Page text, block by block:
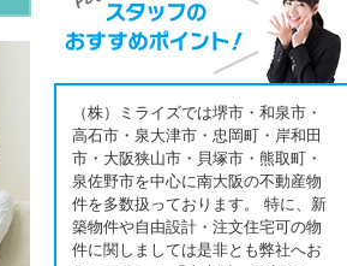
（株）ミライズでは堺市・和泉市・
高石市・泉大津市・忠岡町・岸和田
市・大阪狭山市・貝塚市・熊取町・
泉佐野市を中心に南大阪の不動産物
件を多数扱っております。 特に、新
築物件や自由設計・注文住宅可の物
件に関しましては是非とも弊社へお